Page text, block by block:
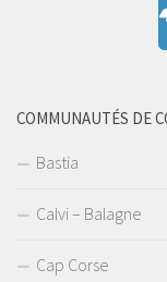
COMMUNAUTÉS DE
Bastia
Calvi – Balagne
Cap Corse